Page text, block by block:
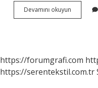
Devamını okuyun
Zamanında
https://forumgrafi.com
https://serentekstil.com.tr